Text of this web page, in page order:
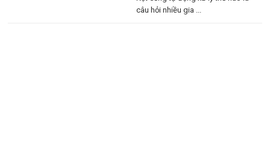
câu hỏi nhiều gia ...